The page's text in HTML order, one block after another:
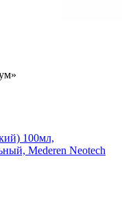
100мл,
Mederen Neotech